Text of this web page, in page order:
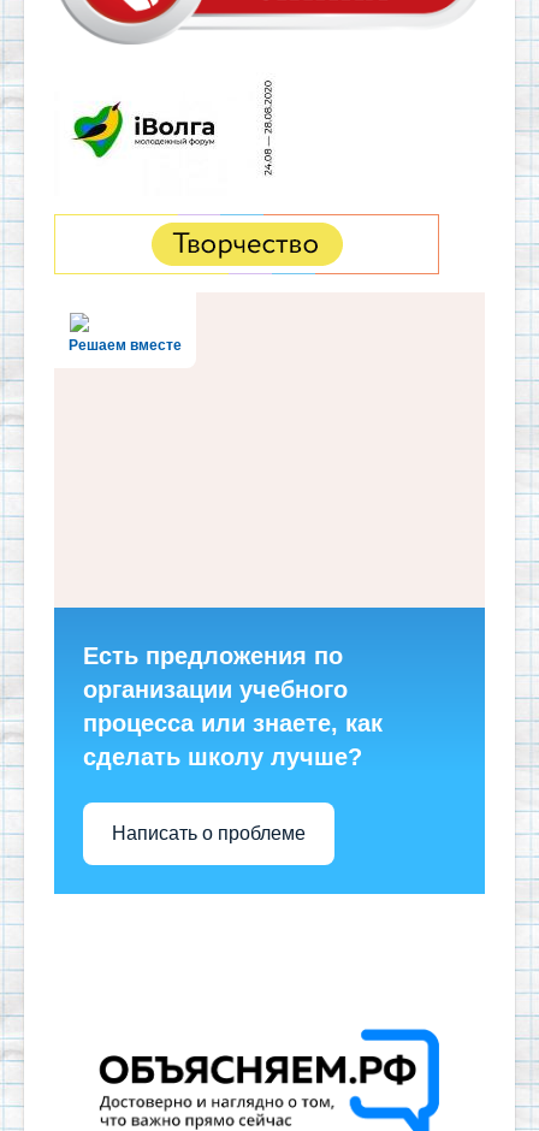
Решаем вместе
Есть предложения по
организации учебного
процесса или знаете, как
сделать школу лучше?
Написать о проблеме